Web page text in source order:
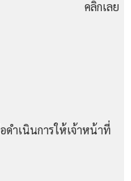
ำเนินการให้เจ้าหน้าที่